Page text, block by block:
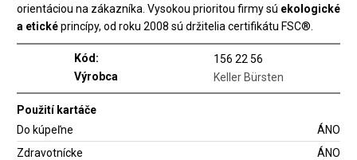
orientáciou na zákazníka. Vysokou prioritou firmy sú ekologické
a eticképrincípy, od roku 2008 sú držitelia certifikátu FSC®.
Kód:
156 22 56
Výrobca
Keller Bürsten
Použití kartáče
Do kúpeľne
ÁNO
Zdravotnícke
ÁNO